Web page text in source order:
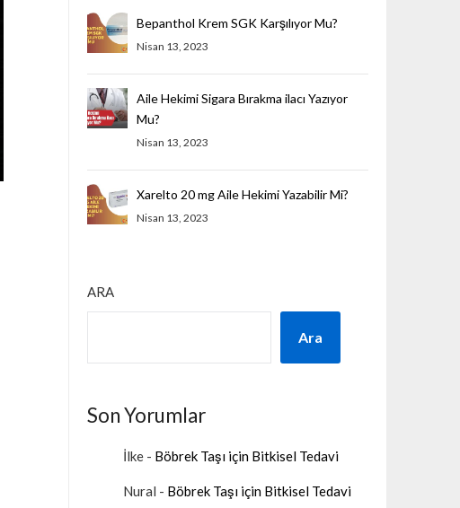
Bepanthol Krem SGK Karşılıyor Mu?
Nisan 13, 2023
Aile Hekimi Sigara Bırakma ilacı Yazıyor
Mu?
Nisan 13, 2023
Xarelto 20 mg Aile Hekimi Yazabilir Mi?
Nisan 13, 2023
ARA
Ara
Son Yorumlar
İlke- Böbrek Taşı için Bitkisel Tedavi
Nural - Böbrek Taşı için Bitkisel Tedavi